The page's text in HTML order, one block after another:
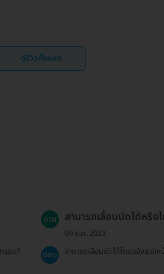
ดูรีวิวทั้งหมด
รรมที่
ถาม สามารถเลื่อนนัดได้หรือ
09 ธ.ค. 2023
ตอบ
สามารถเลื่อนนัดได้โดยแจ้งล่วง